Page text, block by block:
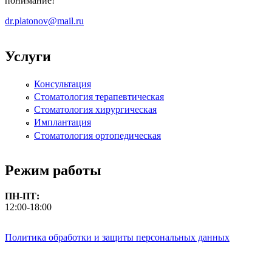
dr.platonov@mail.ru
Услуги
Консультация
Стоматология терапевтическая
Стоматология хирургическая
Имплантация
Стоматология ортопедическая
Режим работы
ПН-ПТ:
12:00-18:00
Политика обработки и защиты персональных данных